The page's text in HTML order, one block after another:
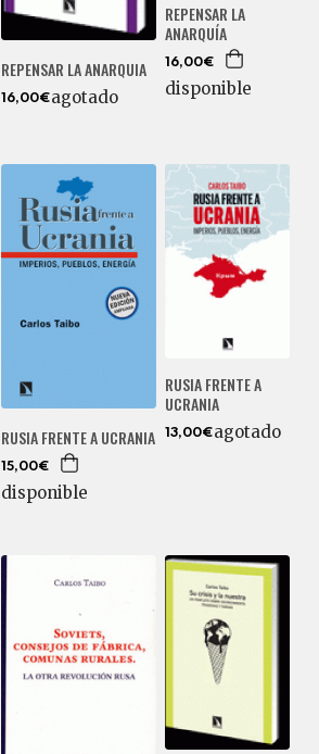
REPENSAR LA ANARQUIA
16,00€agotado
REPENSAR LA
ANARQUÍA
16,00€
disponible
RUSIA FRENTE A UCRANIA
15,00€
disponible
RUSIA FRENTE A
UCRANIA
13,00€agotado